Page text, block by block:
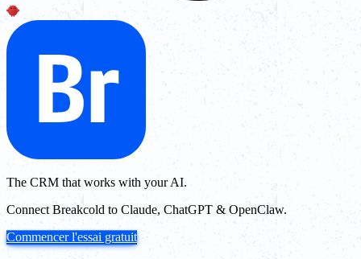
The CRM that works with your AI.
Connect Breakcold to Claude, ChatGPT & OpenClaw.
Commencer l'essai gratuit